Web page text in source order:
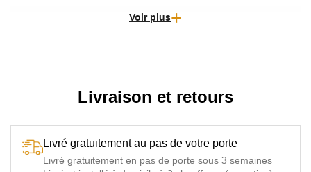
Voir plus
Livraison et retours
Livré gratuitement au pas de votre porte
Livré gratuitement en pas de porte sous 3 semaines